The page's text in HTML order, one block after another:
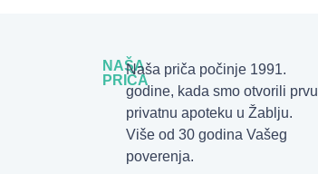
NAŠA
PRIČA
Naša priča počinje 1991.
godine, kada smo otvorili prvu
privatnu apoteku u Žablju.
Više od 30 godina Vašeg
poverenja.